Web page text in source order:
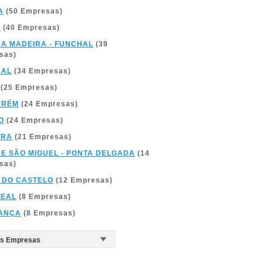
(50 Empresas)
(40 Empresas)
MADEIRA - FUNCHAL (39
(34 Empresas)
Empresas)
(24 Empresas)
(24 Empresas)
(21 Empresas)
SÃO MIGUEL - PONTA DELGADA (14
CASTELO (12 Empresas)
(8 Empresas)
(8 Empresas)